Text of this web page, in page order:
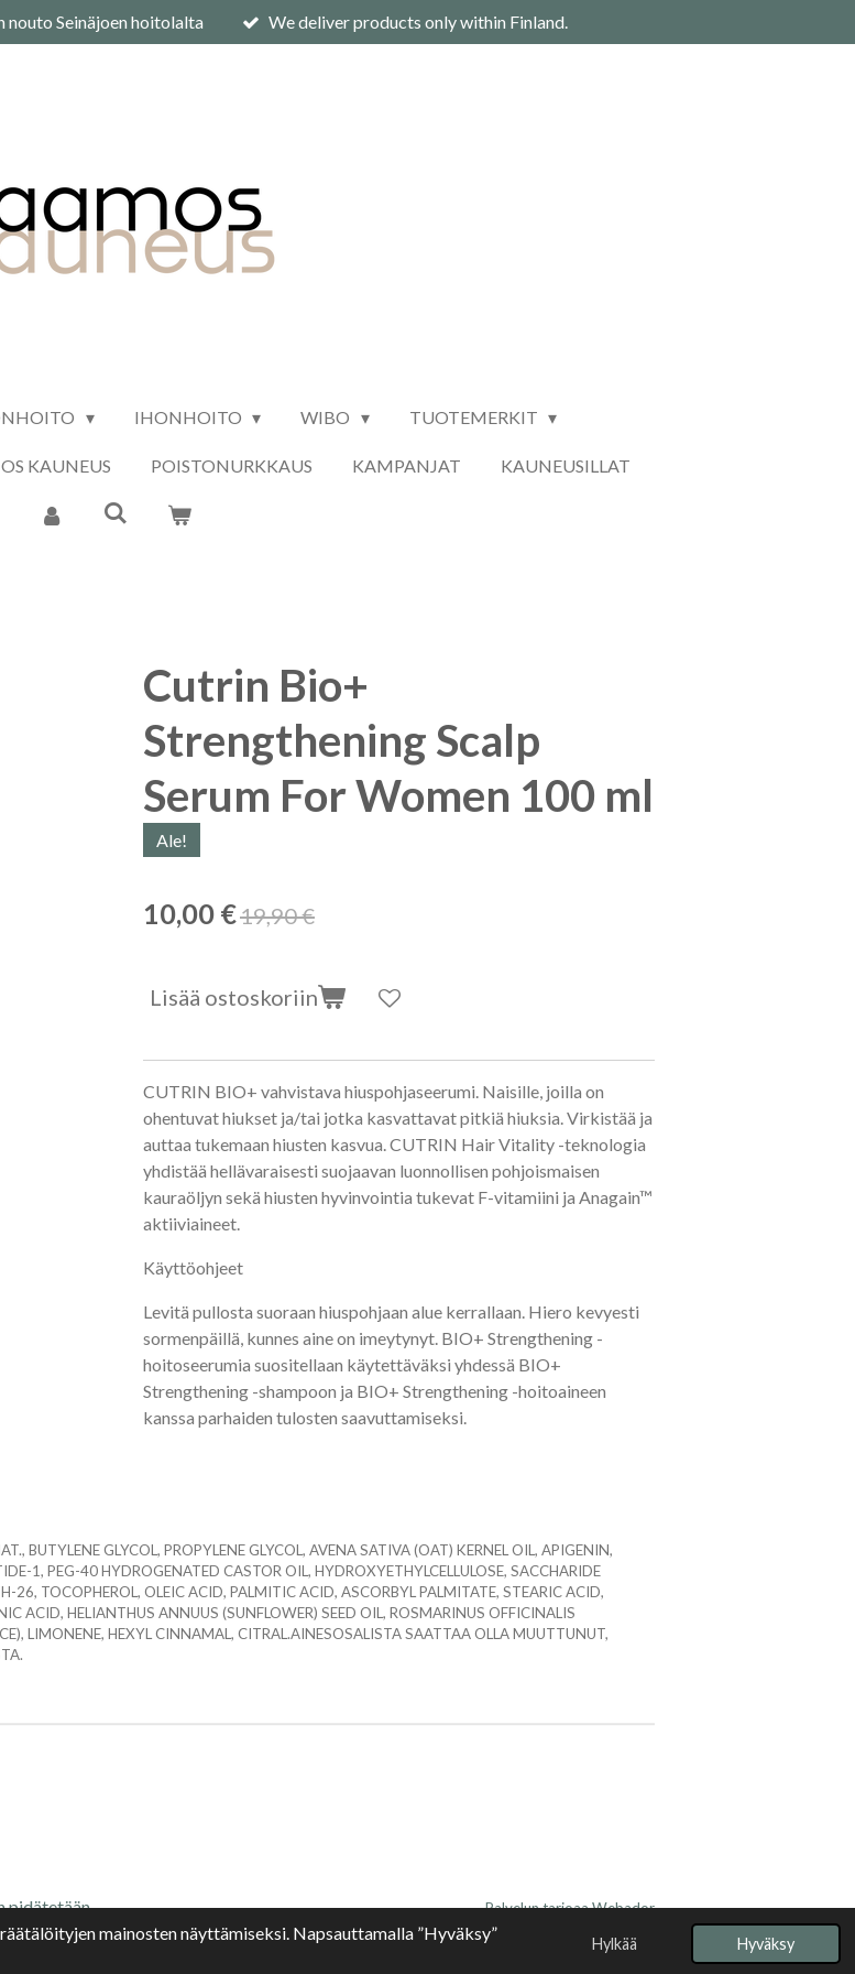
mainosten näyttämiseksi. Napsauttamalla ”Hyväksy”
Hylkää Hyväksy
nouto Seinäjoen hoitolalta We deliver products only within Finland.
IHONHOITO WIBO TUOTEMERKIT
KAUNEUS POISTONURKKAUS KAMPANJAT KAUNEUSILLAT
Cutrin Bio+
Strengthening Scalp
Serum For Women 100 ml
Ale!
10,00 €19,90 €
Lisää ostoskoriin
CUTRIN BIO+ vahvistava hiuspohjaseerumi. Naisille, joilla on
ohentuvat hiukset ja/tai jotka kasvattavat pitkiä hiuksia. Virkistää ja
auttaa tukemaan hiusten kasvua. CUTRIN Hair Vitality -teknologia
yhdistää hellävaraisesti suojaavan luonnollisen pohjoismaisen
kauraöljyn sekä hiusten hyvinvointia tukevat F-vitamiini ja Anagain™
aktiiviaineet.
Käyttöohjeet
Levitä pullosta suoraan hiuspohjaan alue kerrallaan. Hiero kevyesti
sormenpäillä, kunnes aine on imeytynyt. BIO+ Strengthening -
hoitoseerumia suositellaan käytettäväksi yhdessä BIO+
Strengthening -shampoon ja BIO+ Strengthening -hoitoaineen
kanssa parhaiden tulosten saavuttamiseksi.
BUTYLENE GLYCOL, PROPYLENE GLYCOL, AVENA SATIVA (OAT) KERNEL OIL, APIGENIN,
1, PEG-40 HYDROGENATED CASTOR OIL, HYDROXYETHYLCELLULOSE, SACCHARIDE
26, TOCOPHEROL, OLEIC ACID, PALMITIC ACID, ASCORBYL PALMITATE, STEARIC ACID,
ACID, HELIANTHUS ANNUUS (SUNFLOWER) SEED OIL, ROSMARINUS OFFICINALIS
LIMONENE, HEXYL CINNAMAL, CITRAL.AINESOSALISTA SAATTAA OLLA MUUTTUNUT,
pidätetään
Palvelun tarjoaaWebador